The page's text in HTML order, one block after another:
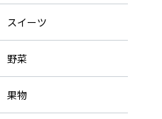
スイーツ
野菜
果物